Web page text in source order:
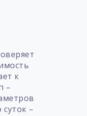
к
–
–